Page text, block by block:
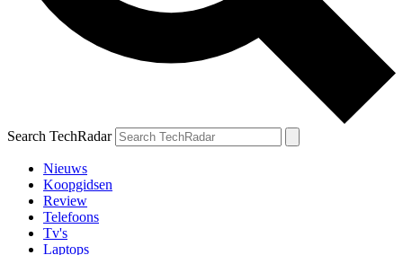
Search TechRadar
Nieuws
Koopgidsen
Review
Telefoons
Tv's
Laptops